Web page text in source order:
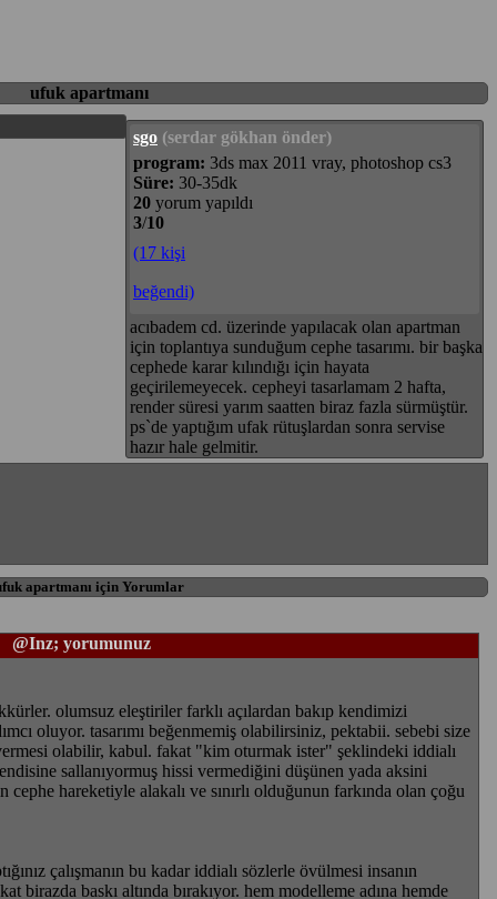
ufuk apartmanı
sgo (serdar gökhan önder)
program: 3ds max 2011 vray, photoshop cs3
Süre: 30-35dk
20 yorum yapıldı
3/10
(17 kişi
beğendi)
acıbadem cd. üzerinde yapılacak olan apartman
için toplantıya sunduğum cephe tasarımı. bir başka
cephede karar kılındığı için hayata
geçirilemeyecek. cepheyi tasarlamam 2 hafta,
render süresi yarım saatten biraz fazla sürmüştür.
ps`de yaptığım ufak rütuşlardan sonra servise
hazır hale gelmitir.
apartmanı için Yorumlar
@Inz; yorumunuz
olumsuz eleştiriler farklı açılardan bakıp kendimizi
oluyor. tasarımı beğenmemiş olabilirsiniz, pektabii. sebebi size
olabilir, kabul. fakat "kim oturmak ister" şeklindeki iddialı
sallanıyormuş hissi vermediğini düşünen yada aksini
cephe hareketiyle alakalı ve sınırlı olduğunun farkında olan çoğu
çalışmanın bu kadar iddialı sözlerle övülmesi insanın
birazda baskı altında bırakıyor. hem modelleme adına hemde